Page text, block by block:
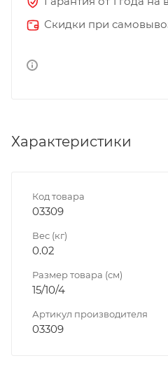
Скидки при
Характеристики
Код товара
03309
Вес (кг)
0.02
Размер товара (см)
15/10/4
Артикул производителя
03309